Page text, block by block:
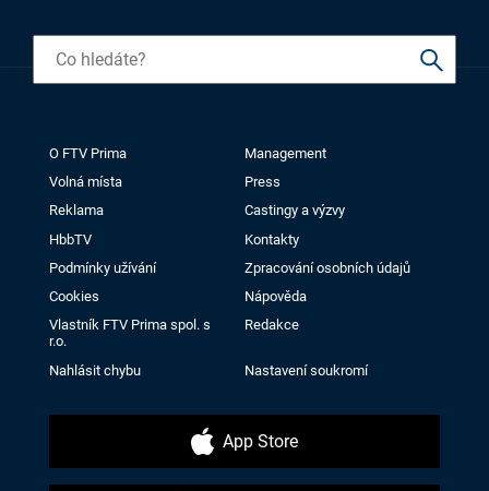
O FTV Prima
Management
Volná místa
Press
Reklama
Castingy a výzvy
HbbTV
Kontakty
Podmínky užívání
Zpracování osobních údajů
Cookies
Nápověda
Vlastník FTV Prima spol. s
r.o.
Redakce
Nahlásit chybu Nastavení soukromí
App Store